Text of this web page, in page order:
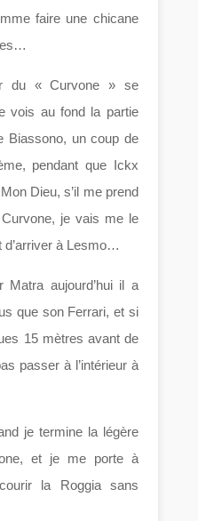
faire une chicane
du « Curvone » se
vois au fond la partie
Biassono, un coup de
pendant que Ickx
Dieu, s’il me prend
je vais me le
d’arriver à Lesmo…
Matra aujourd’hui il a
que son Ferrari, et si
15 mètres avant de
passer à l’intérieur à
je termine la légère
et je me porte à
la Roggia sans